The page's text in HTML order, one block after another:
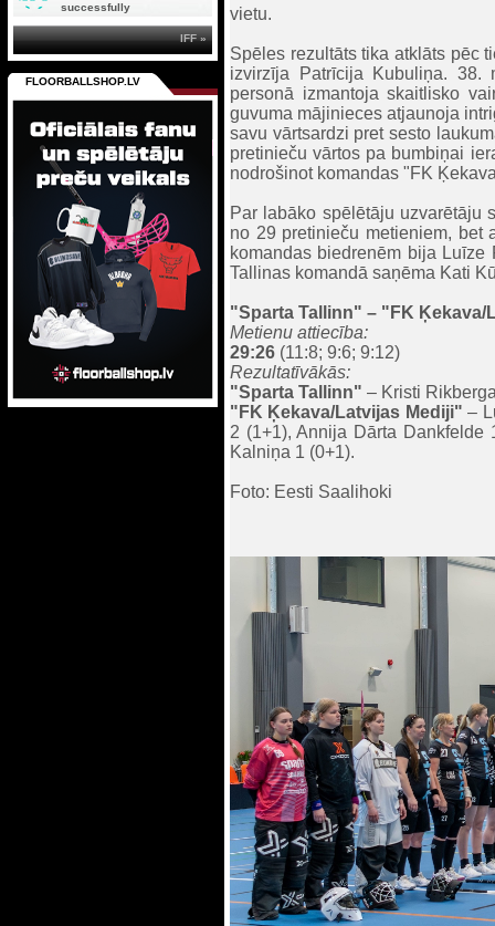
vietu.
Spēles rezultāts tika atklāts pēc
izvirzīja Patrīcija Kubuliņa. 38.
personā izmantoja skaitlisko
guvuma mājinieces atjaunoja
savu vārtsardzi pret sesto
pretinieču vārtos pa bumbiņai
nodrošinot komandas "FK
Par labāko spēlētāju uzvarētāju
no 29 pretinieču metieniem, bet
komandas biedrenēm bija
Tallinas komandā saņēma Kati
"Sparta Tallinn" – "FK Ķekava/
Metienu attiecība:
29:26 (11:8; 9:6; 9:12)
Rezultatīvākās:
"Sparta Tallinn" – Kristi
"FK Ķekava/Latvijas Mediji" –
2 (1+1), Annija Dārta
Kalniņa 1 (0+1).
Foto: Eesti Saalihoki
successfully
IFF »
FLOORBALLSHOP.LV